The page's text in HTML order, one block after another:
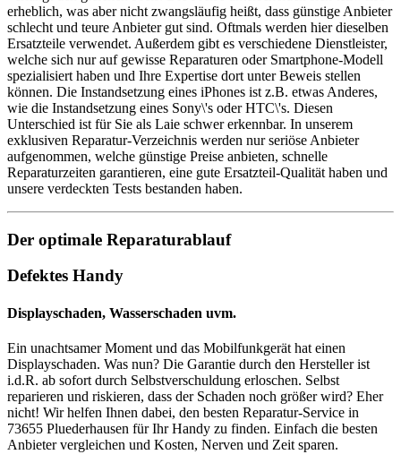
erheblich, was aber nicht zwangsläufig heißt, dass günstige Anbieter
schlecht und teure Anbieter gut sind. Oftmals werden hier dieselben
Ersatzteile verwendet. Außerdem gibt es verschiedene Dienstleister,
welche sich nur auf gewisse Reparaturen oder Smartphone-Modell
spezialisiert haben und Ihre Expertise dort unter Beweis stellen
können. Die Instandsetzung eines iPhones ist z.B. etwas Anderes,
wie die Instandsetzung eines Sony\'s oder HTC\'s. Diesen
Unterschied ist für Sie als Laie schwer erkennbar. In unserem
exklusiven Reparatur-Verzeichnis werden nur seriöse Anbieter
aufgenommen, welche günstige Preise anbieten, schnelle
Reparaturzeiten garantieren, eine gute Ersatzteil-Qualität haben und
unsere verdeckten Tests bestanden haben.
Der optimale Reparaturablauf
Defektes Handy
Displayschaden, Wasserschaden uvm.
Ein unachtsamer Moment und das Mobilfunkgerät hat einen
Displayschaden. Was nun? Die Garantie durch den Hersteller ist
i.d.R. ab sofort durch Selbstverschuldung erloschen. Selbst
reparieren und riskieren, dass der Schaden noch größer wird? Eher
nicht! Wir helfen Ihnen dabei, den besten Reparatur-Service in
73655 Pluederhausen für Ihr Handy zu finden. Einfach die besten
Anbieter vergleichen und Kosten, Nerven und Zeit sparen.